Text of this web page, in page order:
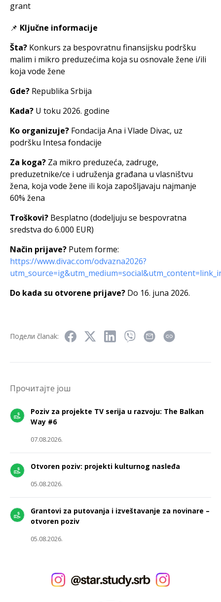
grant
📌 Ključne informacije
Šta? Konkurs za bespovratnu finansijsku podršku
malim i mikro preduzećima koja su osnovale žene i/ili
koja vode žene
Gde? Republika Srbija
Kada? U toku 2026. godine
Ko organizuje? Fondacija Ana i Vlade Divac, uz
podršku Intesa fondacije
Za koga? Za mikro preduzeća, zadruge,
preduzetnike/ce i udruženja građana u vlasništvu
žena, koja vode žene ili koja zapošljavaju najmanje
60% žena
Troškovi? Besplatno (dodeljuju se bespovratna
sredstva do 6.000 EUR)
Način prijave? Putem forme:
https://www.divac.com/odvazna2026?
Do kada su otvorene prijave? Do 16. juna 2026.
Подели članak:
Прочитајте још
Poziv za projekte TV serija u razvoju: The Balkan
Way #6
07.08.2026.
Otvoren poziv: projekti kulturnog nasleđa
05.08.2026.
Grantovi za putovanja i izveštavanje za novinare –
otvoren poziv
05.08.2026.